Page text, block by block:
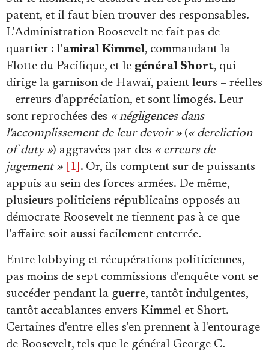
patent, et il faut bien trouver des responsables.
L'Administration Roosevelt ne fait pas de
quartier : l'amiral Kimmel, commandant la
Flotte du Pacifique, et le général Short, qui
dirige la garnison de Hawaï, paient leurs – réelles
– erreurs d'appréciation, et sont limogés. Leur
sont reprochées des « négligences dans
l'accomplissement de leur devoir »(« dereliction
of duty ») aggravées par des « erreurs de
jugement »
[1] . Or, ils comptent sur de puissants
appuis au sein des forces armées. De même,
plusieurs politiciens républicains opposés au
démocrate Roosevelt ne tiennent pas à ce que
l'affaire soit aussi facilement enterrée.
Entre lobbying et récupérations politiciennes,
pas moins de sept commissions d'enquête vont se
succéder pendant la guerre, tantôt indulgentes,
tantôt accablantes envers Kimmel et Short.
Certaines d'entre elles s'en prennent à l'entourage
de Roosevelt, tels que le général George C.